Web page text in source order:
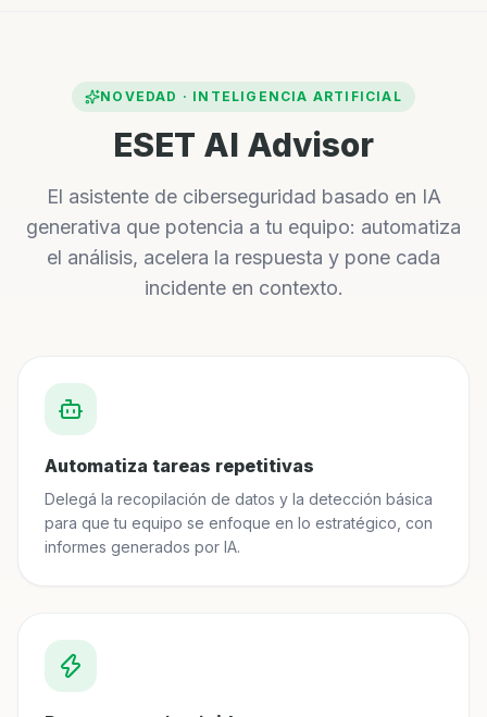
NOVEDAD · INTELIGENCIA ARTIFICIAL
ESET AI Advisor
El asistente de ciberseguridad basado en IA
generativa que potencia a tu equipo: automatiza
el análisis, acelera la respuesta y pone cada
incidente en contexto.
Automatiza tareas repetitivas
Delegá la recopilación de datos y la detección básica
para que tu equipo se enfoque en lo estratégico, con
informes generados por IA.